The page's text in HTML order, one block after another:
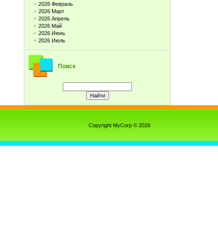
2026 Февраль
2026 Март
2026 Апрель
2026 Май
2026 Июнь
2026 Июль
Поиск
Copyright MyCorp © 2026